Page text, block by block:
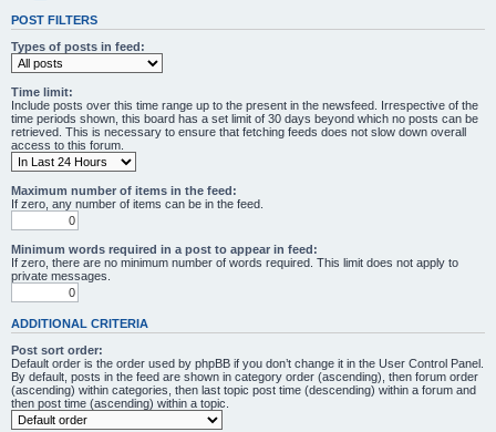
POST FILTERS
Types of posts in feed:
Time limit:
Include posts over this time range up to the present in the newsfeed. Irrespective of the
time periods shown, this board has a set limit of 30 days beyond which no posts can be
retrieved. This is necessary to ensure that fetching feeds does not slow down overall
access to this forum.
Maximum number of items in the feed:
If zero, any number of items can be in the feed.
Minimum words required in a post to appear in feed:
If zero, there are no minimum number of words required. This limit does not apply to
private messages.
ADDITIONAL CRITERIA
Post sort order:
Default order is the order used by phpBB if you don’t change it in the User Control Panel.
By default, posts in the feed are shown in category order (ascending), then forum order
(ascending) within categories, then last topic post time (descending) within a forum and
then post time (ascending) within a topic.